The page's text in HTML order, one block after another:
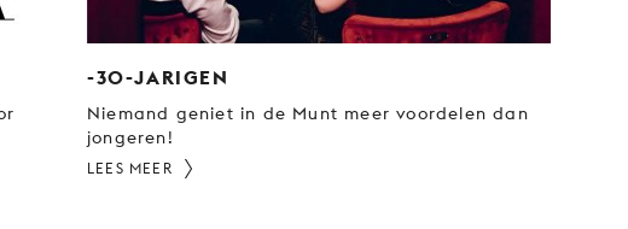
-30-JARIGEN
Niemand geniet in de Munt meer voordelen dan
jongeren!
LEES MEER